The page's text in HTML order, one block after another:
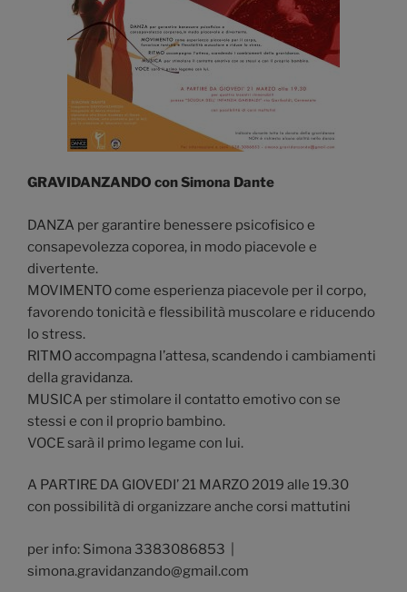
GRAVIDANZANDO con Simona Dante
DANZA per garantire benessere psicofisico e
consapevolezza coporea, in modo piacevole e
divertente.
MOVIMENTO come esperienza piacevole per il corpo,
favorendo tonicità e flessibilità muscolare e riducendo
lo stress.
RITMO accompagna l’attesa, scandendo i cambiamenti
della gravidanza.
MUSICA per stimolare il contatto emotivo con se
stessi e con il proprio bambino.
VOCE sarà il primo legame con lui.
A PARTIRE DA GIOVEDI’ 21 MARZO 2019 alle 19.30
con possibilità di organizzare anche corsi mattutini
per info: Simona 3383086853 |
simona.gravidanzando@gmail.com